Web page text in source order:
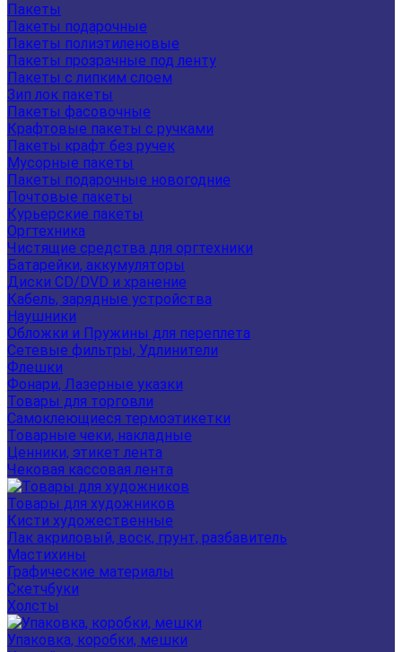
Пакеты
Пакеты подарочные
Пакеты полиэтиленовые
Пакеты прозрачные под ленту
Пакеты с липким слоем
Зип лок пакеты
Пакеты фасовочные
Крафтовые пакеты с ручками
Пакеты крафт без ручек
Мусорные пакеты
Пакеты подарочные новогодние
Почтовые пакеты
Курьерские пакеты
Оргтехника
Чистящие средства для оргтехники
Батарейки, аккумуляторы
Диски CD/DVD и хранение
Кабель, зарядные устройства
Наушники
Обложки и Пружины для переплета
Сетевые фильтры, Удлинители
Флешки
Фонари, Лазерные указки
Товары для торговли
Самоклеющиеся термоэтикетки
Товарные чеки, накладные
Ценники, этикет лента
Чековая кассовая лента
Товары для художников
Кисти художественные
Лак акриловый, воск, грунт, разбавитель
Мастихины
Графические материалы
Скетчбуки
Холсты
Упаковка, коробки, мешки